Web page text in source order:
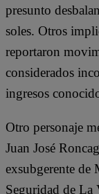
presunto
soles. Otros
reportaron
considerados
ingresos
Otro personaje
Juan José
exsubgerente
Seguridad de La